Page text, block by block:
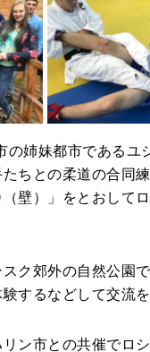
姉妹都市であるユ
ちとの柔道の合同
壁）」をとおして
ク郊外の自然公園
するなどして交流を
ン市との共催でロ